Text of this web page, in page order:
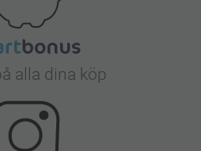
alla dina köp